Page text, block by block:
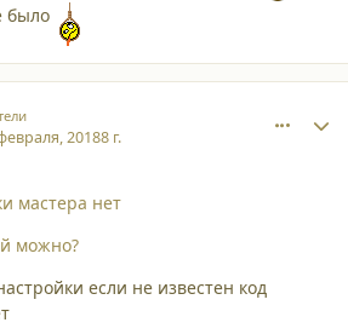
было
20188 г.
мастера нет
можно?
если не известен код